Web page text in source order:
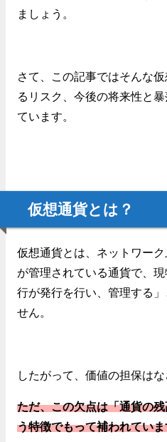
ましょう。
さて、この記事ではそんな
るリスク、今後の将来性と
ています。
仮想通貨とは？
仮想通貨とは、ネットワーク
が管理されている通貨で、
行が発行を行い、管理する
せん。
したがって、価値の担保はな
ただ、この欠点は「通貨の
う特徴でもって補われていま